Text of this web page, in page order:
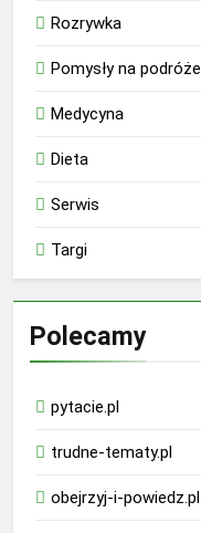
Rozrywka
Pomysły na podróże
Medycyna
Dieta
Serwis
Targi
Polecamy
pytacie.pl
trudne-tematy.pl
obejrzyj-i-powiedz.pl